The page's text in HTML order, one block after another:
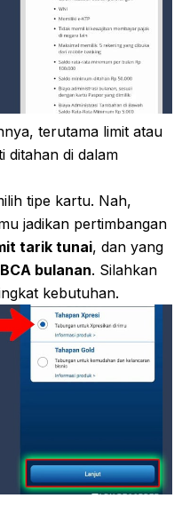
terutama limit atau
ditahan di dalam
tipe kartu. Nah,
jadikan pertimbangan
tarik tunai, dan yang
bulanan. Silahkan
kebutuhan.